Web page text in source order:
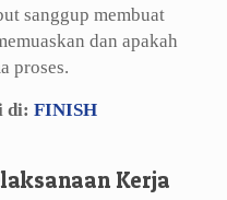
sanggup membuat
dan apakah
proses.
di: FINISH
Kerja